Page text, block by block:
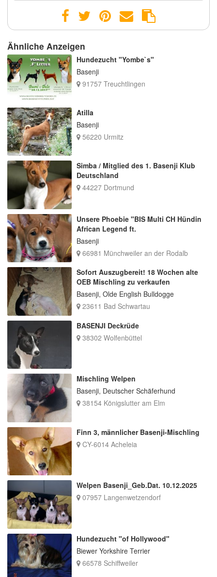
Ähnliche Anzeigen
Hundezucht "Yombe`s"
Basenji
91757 Treuchtlingen
Atilla
Basenji
56220 Urmitz
Simba / Mitglied des 1. Basenji Klub
Deutschland
44227 Dortmund
Unsere Phoebie "BIS Multi CH Hündin
African Legend ft.
Basenji
66981 Münchweiler an der Rodalb
Sofort Auszugbereit! 18 Wochen alte
OEB Mischling zu verkaufen
Basenji, Olde English Bulldogge
23611 Bad Schwartau
BASENJI Deckrüde
38302 Wolfenbüttel
Mischling Welpen
Basenji, Deutscher Schäferhund
38154 Königslutter am Elm
Finn 3, männlicher Basenji-Mischling
CY-6014 Acheleia
Welpen Basenji_Geb.Dat. 10.12.2025
07957 Langenwetzendorf
Hundezucht "of Hollywood"
Biewer Yorkshire Terrier
66578 Schiffweiler